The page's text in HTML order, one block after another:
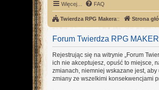
Więcej… FAQ
Twierdza RPG Makera:: Strona
Forum Twierdza RPG
Rejestrując się na witrynie „Forum
ich nie akceptujesz, opuść to miejsce,
zmianach, niemniej wskazane jest,
zmiany ze wszelkimi konsekwencjami